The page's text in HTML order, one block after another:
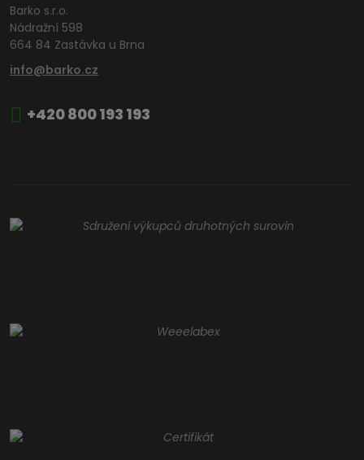
Barko s.r.o.
Nádražní 598
664 84 Zastávka u Brna
info@barko.cz
+420 800 193 193